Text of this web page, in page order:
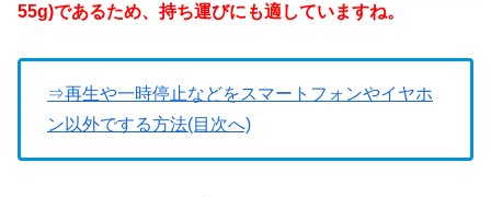
55g)であるため、持ち運びにも適していますね。
⇒再生や一時停止などをスマートフォンやイヤホ
ン以外でする方法(目次へ)